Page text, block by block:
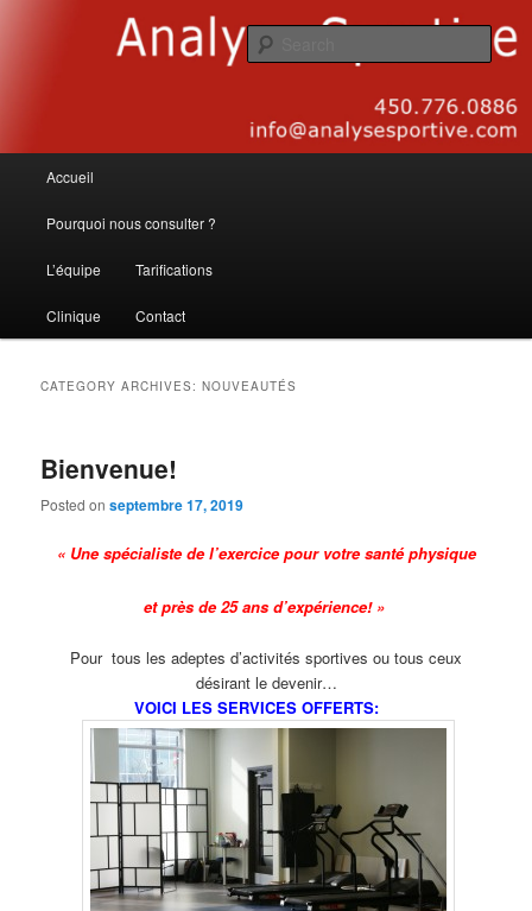
Skip to primary content
Skip to secondary content
Accueil
Pourquoi nous consulter ?
L’équipe Tarifications
Clinique Contact
CATEGORY ARCHIVES:NOUVEAUTÉS
Bienvenue!
Posted onseptembre 17, 2019
« Une spécialiste de l’exercice pour votre santé physique
etprès de 25 ans d’expérience! »
Pour tous les adeptes d’activités sportives ou tous ceux
désirant le devenir…
VOICI LES SERVICES OFFERTS: